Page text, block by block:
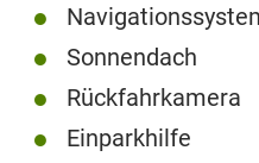
Sonnendach
Rückfahrkamera
Einparkhilfe